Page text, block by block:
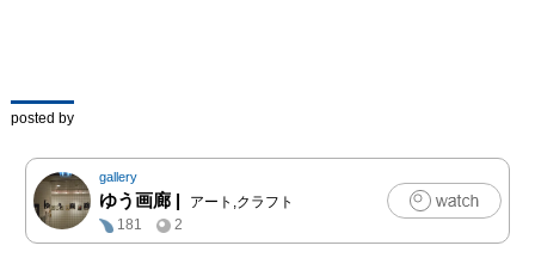
とその
情報を立ち戻し、時に凍
結し、時間や場所を移し
て行 くようにです。
また、言語は個と個とを
繋ぐものですが、それ
posted by
gallery
ゆう画廊 |
アート,クラフト
181
2